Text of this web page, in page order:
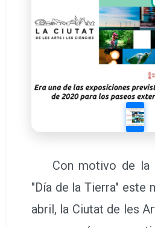
Con motivo de la
"Día de la Tierra" este
abril, la Ciutat de les